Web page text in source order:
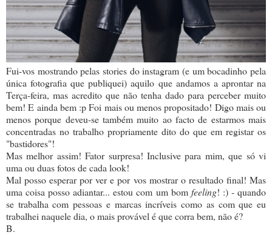
Fui-vos mostrando pelas stories do instagram (e um bocadinho pela
única fotografia que publiquei) aquilo que andamos a aprontar na
Terça-feira, mas acredito que não tenha dado para perceber muito
bem! E ainda bem :p Foi mais ou menos propositado! Digo mais ou
menos porque deveu-se também muito ao facto de estarmos mais
concentradas no trabalho propriamente dito do que em registar os
"bastidores"!
Mas melhor assim! Fator surpresa! Inclusive para mim, que só vi
uma ou duas fotos de cada look!
Mal posso esperar por ver e por vos mostrar o resultado final! Mas
uma coisa posso adiantar... estou com um bom feeling! :) - quando
se trabalha com pessoas e marcas incríveis como as com que eu
trabalhei naquele dia, o mais provável é que corra bem, não é?
B.